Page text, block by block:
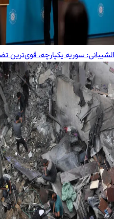
الشیبانی: سوریه یکپارچه،